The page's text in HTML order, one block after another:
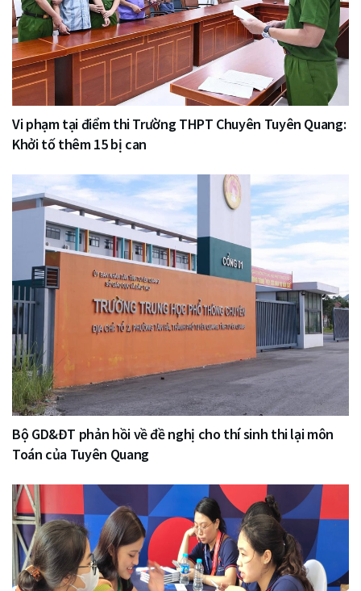
Vi phạm tại điểm thi Trường THPT Chuyên Tuyên Quang:
Khởi tố thêm 15 bị can
Bộ GD&ĐT phản hồi về đề nghị cho thí sinh thi lại môn
Toán của Tuyên Quang